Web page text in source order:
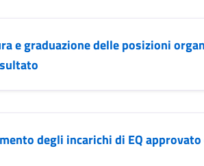
e graduazione delle posizioni
degli incarichi di EQ